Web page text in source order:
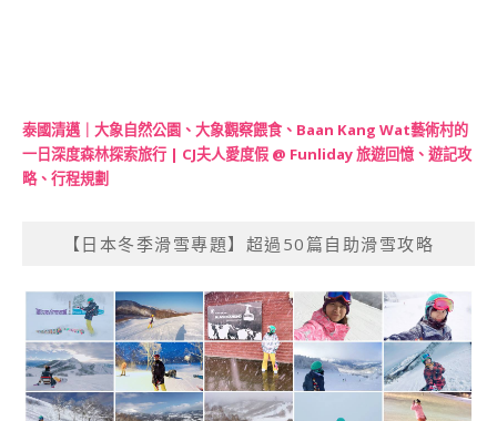
泰國清邁｜大象自然公園、大象觀察餵食、Baan Kang Wat藝術村的
一日深度森林探索旅行 | CJ夫人愛度假 @ Funliday 旅遊回憶、遊記攻
略、行程規劃
【日本冬季滑雪專題】超過50篇自助滑雪攻略